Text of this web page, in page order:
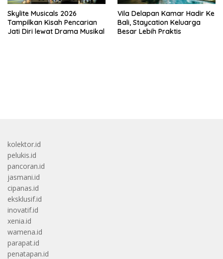
Skylite Musicals 2026
Tampilkan Kisah Pencarian
Jati Diri lewat Drama Musikal
Vila Delapan Kamar Hadir Ke
Bali, Staycation Keluarga
Besar Lebih Praktis
kolektor.id
pelukis.id
pancoran.id
jasmani.id
cipanas.id
eksklusif.id
inovatif.id
xenia.id
wamena.id
parapat.id
penatapan.id